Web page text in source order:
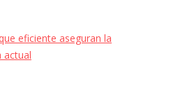
eficiente aseguran la
actual